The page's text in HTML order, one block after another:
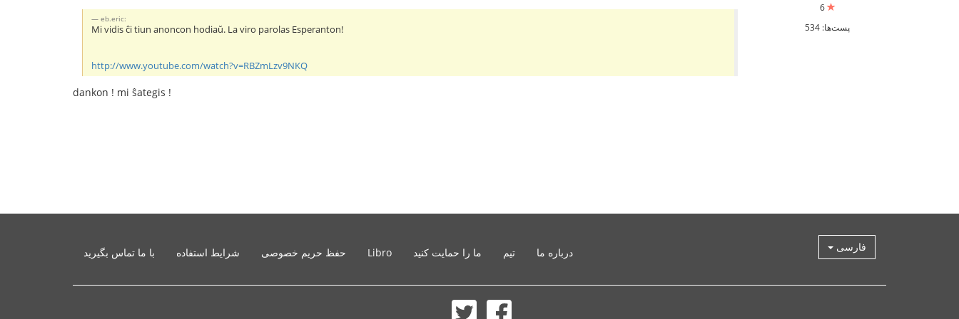
6
پست‌ها: 534
eb.eric:
Mi vidis ĉi tiun anoncon hodiaŭ. La viro parolas Esperanton!
http://www.youtube.com/watch?v=RBZmLzv9NKQ
dankon ! mi ŝategis !
فارسی درباره ما تیم ما را حمایت کنید Libro حفظ حریم خصوصی شرایط استفاده با ما تماس بگیرید